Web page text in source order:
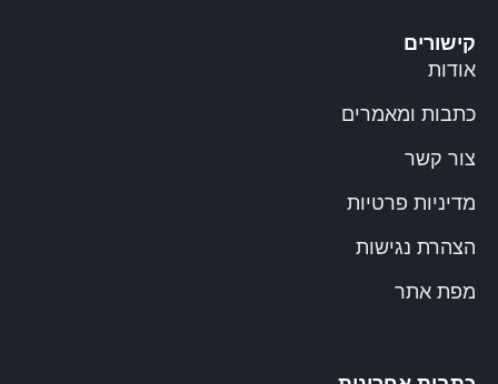
קישורים
אודות
כתבות ומאמרים
צור קשר
מדיניות פרטיות
הצהרת נגישות
מפת אתר